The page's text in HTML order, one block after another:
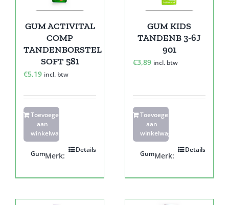
GUM ACTIVITAL
COMP
TANDENBORSTEL
SOFT 581
€5,19 incl. btw
Toevoegen
aan
winkelwagen
Details
Merk:
Gum
GUM KIDS
TANDENB 3-6J
901
€3,89 incl. btw
Toevoegen
aan
winkelwagen
Details
Merk:
Gum